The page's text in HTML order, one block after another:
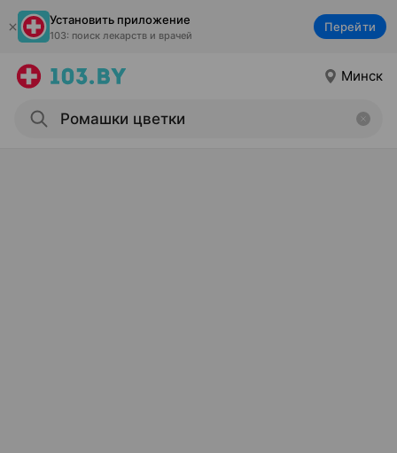
Установить приложение
103: поиск лекарств и врачей
Перейти
Минск